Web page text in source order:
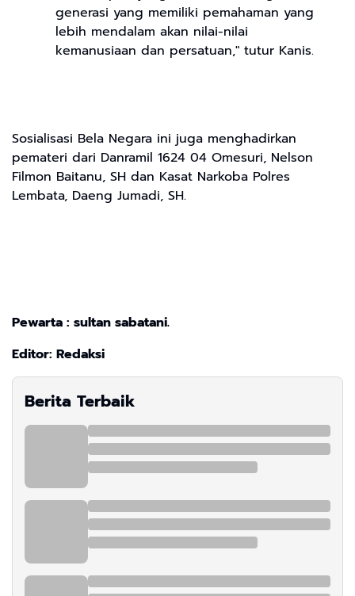
generasi yang memiliki pemahaman yang
lebih mendalam akan nilai-nilai
kemanusiaan dan persatuan," tutur Kanis.
Sosialisasi Bela Negara ini juga menghadirkan
pemateri dari Danramil 1624 04 Omesuri, Nelson
Filmon Baitanu, SH dan Kasat Narkoba Polres
Lembata, Daeng Jumadi, SH.
Pewarta : sultan sabatani.
Editor: Redaksi
Berita Terbaik